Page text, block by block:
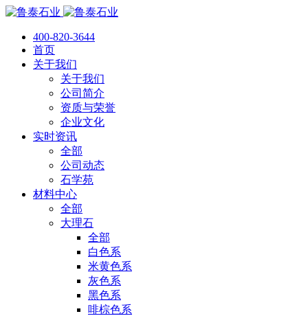
400-820-3644
首页
关于我们
关于我们
公司简介
资质与荣誉
企业文化
实时资讯
全部
公司动态
石学苑
材料中心
全部
大理石
全部
白色系
米黄色系
灰色系
黑色系
啡棕色系